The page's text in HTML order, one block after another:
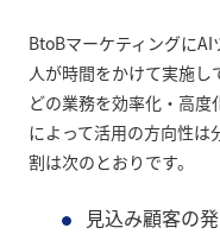
BtoBマーケティングに
人が時間をかけて実施
どの業務を効率化・高
によって活用の方向性
割は次のとおりです。
見込み顧客の